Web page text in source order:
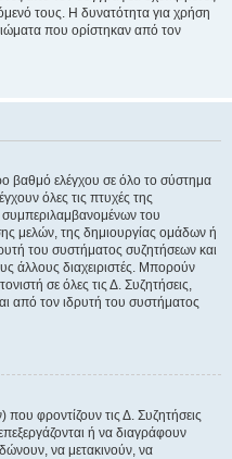
τους. Η δυνατότητα για χρήση
που ορίστηκαν από τον
βαθμό ελέγχου σε όλο το σύστημα
όλες τις πτυχές της
συμπεριλαμβανομένων του
μελών, της δημιουργίας ομάδων ή
του συστήματος συζητήσεων και
άλλους διαχειριστές. Μπορούν
σε όλες τις Δ. Συζητήσεις,
από τον ιδρυτή του συστήματος
που φροντίζουν τις Δ. Συζητήσεις
ή να διαγράφουν
να μετακινούν, να